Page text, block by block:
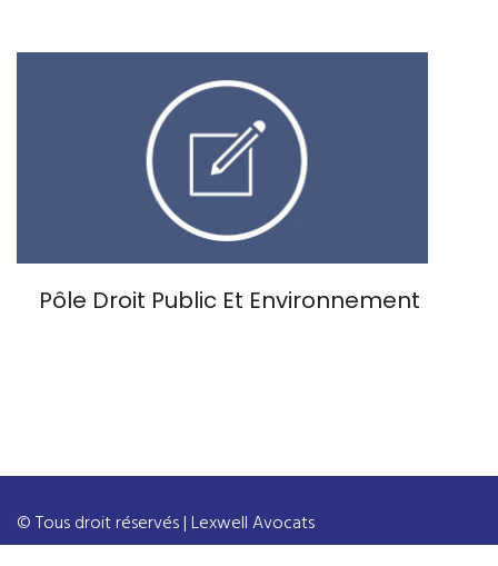
Pôle Droit Public Et Environnement
© Tous droit réservés | Lexwell Avocats